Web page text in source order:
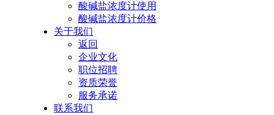
酸碱盐浓度计使用
酸碱盐浓度计价格
关于我们
返回
企业文化
职位招聘
资质荣誉
服务承诺
联系我们